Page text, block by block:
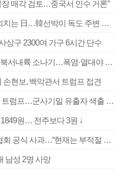
매각 검토…중국서 인수 거론”
[속보] 여전히 ‘독도는 우리땅’ 외치는 日…韓선박이 독도 주변 해양조사 활동하자 반발
상구 2300여 가구 6시간 단수
부산 울산 경남 구름 많고 경남 북서내륙 소나기…폭염·열대야 계속
손현보, 백악관서 트럼프 접견
‘탄약 부족 사태’ 보도에 격노한 트럼프…군사기밀 유출자 색출 지시
원… 전주보다 3원 ↓
[속보] ‘심판 성접대’ 논란 축구협회 공식 사과…“현재는 부적절 행위 없어”
남성 2명 사망